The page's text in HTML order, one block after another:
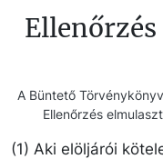
A Büntető
Ellenőrzés
(1) Aki elöljárói